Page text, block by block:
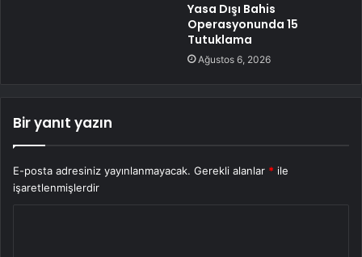
Yasa Dışı Bahis
Operasyonunda 15
Tutuklama
Ağustos 6, 2026
Bir yanıt yazın
E-posta adresiniz yayınlanmayacak. Gerekli alanlar * ile
işaretlenmişlerdir